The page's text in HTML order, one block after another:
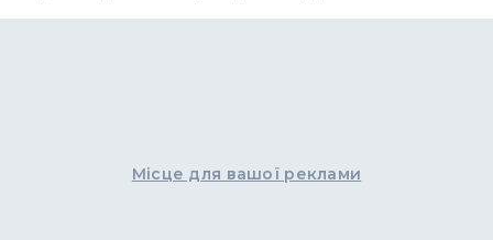
Місце для вашої реклами